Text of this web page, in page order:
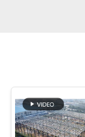
समाचार
मामले